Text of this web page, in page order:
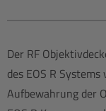
Der RF
des EOS R
Aufbewahrung der